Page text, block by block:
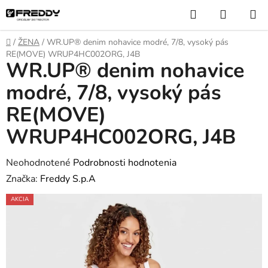
Prejsť
na
obsah
Hľadať
KOŠÍK
Domov
/ ŽENA / WR.UP® denim nohavice modré, 7/8, vysoký pás
RE(MOVE) WRUP4HC002ORG, J4B
WR.UP® denim nohavice
modré, 7/8, vysoký pás
RE(MOVE)
WRUP4HC002ORG, J4B
Priemerné
hodnotenie
produktu
Neohodnotené Podrobnosti hodnotenia
Značka: Freddy S.p.A
AKCIA